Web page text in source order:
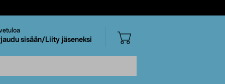
sisään/Liity jäseneksi